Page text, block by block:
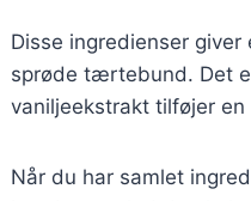
Disse ingredienser
sprøde tærtebund. Det
vaniljeekstrakt tilføjer
Når du har samlet